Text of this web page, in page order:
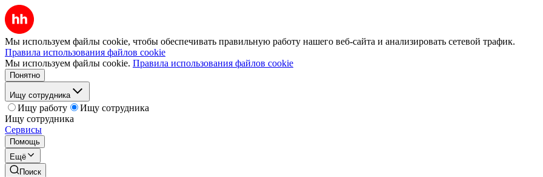
Мы используем файлы cookie, чтобы обеспечивать правильную работу нашего веб-сайта и анализировать сетевой трафик.
Правила использования файлов cookie
Мы используем файлы cookie. Правила использования файлов cookie
Понятно
Ищу сотрудника
Ищу работу
Ищу сотрудника
Ищу сотрудника
Сервисы
Помощь
Ещё
Поиск